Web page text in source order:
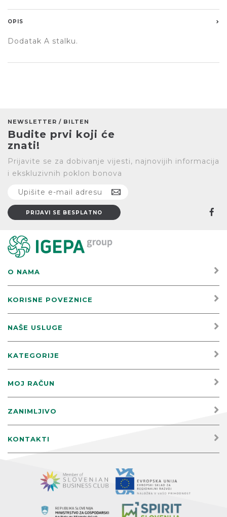
OPIS
Dodatak A stalku.
NEWSLETTER / BILTEN
Budite prvi koji će
znati!
Prijavite se za dobivanje vijesti, najnovijih informacija
i ekskluzivnih poklon bonova
O NAMA
KORISNE POVEZNICE
NAŠE USLUGE
KATEGORIJE
MOJ RAČUN
ZANIMLJIVO
KONTAKTI